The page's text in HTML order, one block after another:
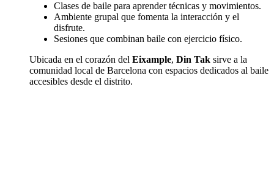
Clases de baile para aprender técnicas y movimientos.
Ambiente grupal que fomenta la interacción y el
disfrute.
Sesiones que combinan baile con ejercicio físico.
Ubicada en el corazón del Eixample, Din Tak sirve a la
comunidad local de Barcelona con espacios dedicados al baile
accesibles desde el distrito.